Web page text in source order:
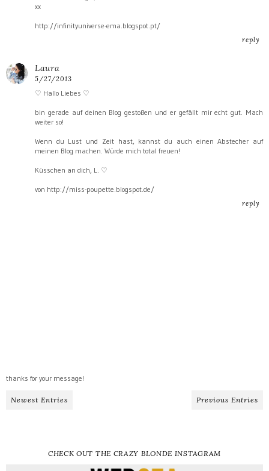
xx
http://infinityuniverse-ema.blogspot.pt/
reply
Laura
5/27/2013
♡ Hallo Liebes ♡
bin gerade auf deinen Blog gestoßen und er gefällt mir echt gut. Mach
weiter so!
Wenn du Lust und Zeit hast, kannst du auch einen Abstecher auf
meinen Blog machen. Würde mich total freuen!
Küsschen an dich, L. ♡
von http://miss-poupette.blogspot.de/
reply
thanks for your message!
Newest Entries Previous Entries
CHECK OUT THE CRAZY BLONDE INSTAGRAM